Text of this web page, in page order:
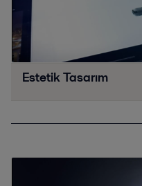
Estetik Tasarım